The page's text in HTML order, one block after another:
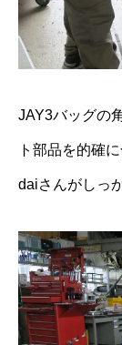
JAY3バッグの
ト部品を的確
daiさんがしっ